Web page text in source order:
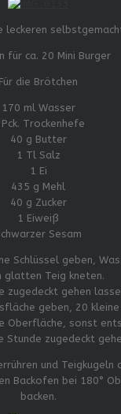
leckeren
für ca. 20 Mini Burger
Für die Brötchen
170 ml Wasser
Pck. Trockenhefe
40 g Butter
1 Tl Salz
1 Ei
435 g Mehl
40 g Zucker
1 Eiweiß
Sesam
Schlüssel geben,
glatten Teig kneten.
zugedeckt gehen
geben, 20 kleine
Oberfläche, sonst
Stunde zugedeckt
und Teigkugeln
Backofen bei 180°
backen.